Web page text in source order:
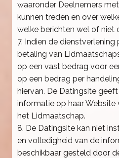
waaronder Deelnemers
kunnen treden en over
welke berichten wel of niet
7. Indien de
betaling van
op een vast bedrag voor
op een bedrag per
hiervan. De Datingsite
informatie op haar Website
het Lidmaatschap.
8. De Datingsite kan niet
en volledigheid van de
beschikbaar gesteld door